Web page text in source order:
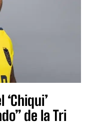
‘Chiqui’
de la Tri